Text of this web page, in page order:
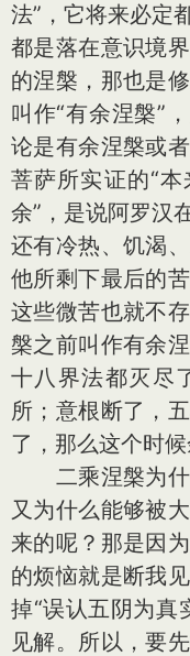
法”，它将来必定
都是落在意识境
的涅槃，那也是
叫作“有余涅槃”
论是有余涅槃或
菩萨所实证的“
余”，是说阿罗汉
还有冷热、饥渴
他所剩下最后的
这些微苦也就不
槃之前叫作有余
十八界法都灭尽
所；意根断了，
了，那么这个时
二乘涅槃为什
又为什么能够被
来的呢？那是因
的烦恼就是断我
掉“误认五阴为真
见解。所以，要